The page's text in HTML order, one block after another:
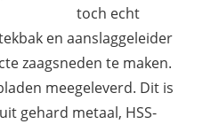
toch echt
en aanslaggeleider
zaagsneden te maken.
meegeleverd. Dit is
gehard metaal, HSS-